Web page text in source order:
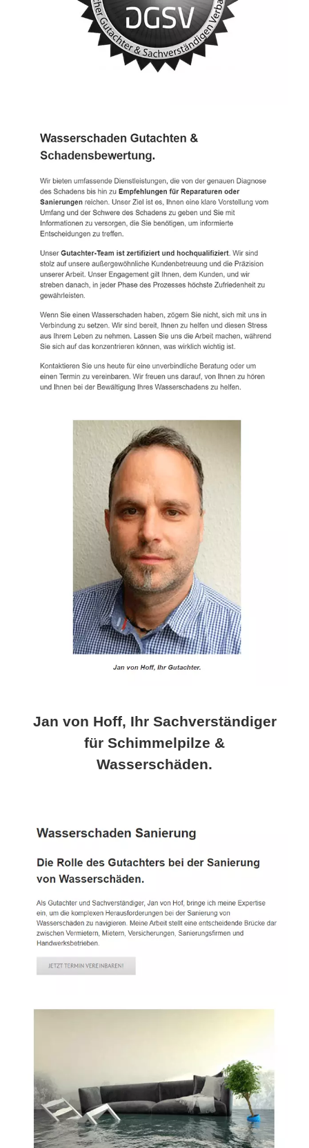
Jan von Hoff, Ihr Sachverständiger
für Schimmelpilze &
Wasserschäden.